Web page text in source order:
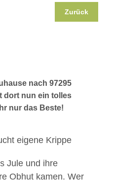
Zurück
nach 97295
dort nun ein tolles
nur das Beste!
eigene Krippe
Jule und ihre
Obhut kamen. Wer